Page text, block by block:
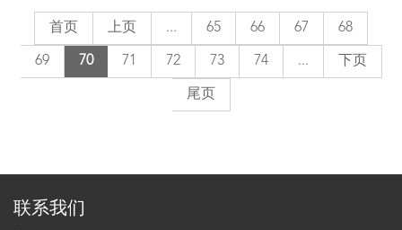
首页 上页 ... 65 66 67 68
69 70 71 72 73 74 ... 下页
尾页
联系我们